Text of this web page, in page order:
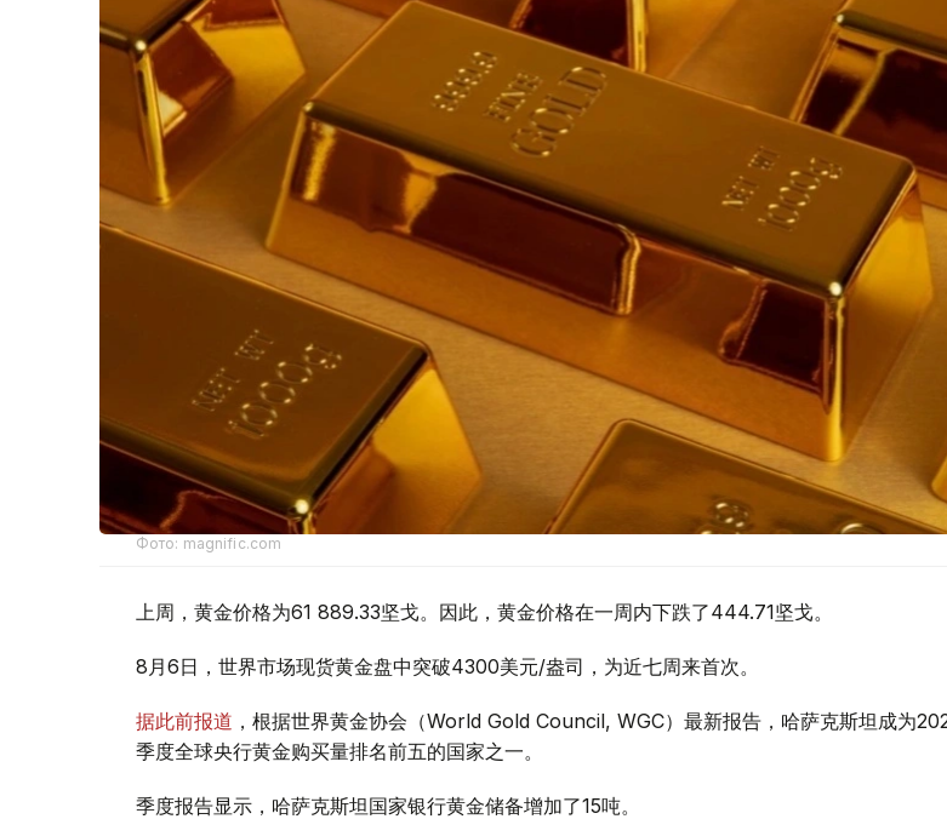
Фото: magnific.com
上周，黄金价格为61 889.33坚戈。因此，黄金价格在一周内下跌了444.71坚戈。
8月6日，世界市场现货黄金盘中突破4300美元/盎司，为近七周来首次。
据此前报道 ，根据世界黄金协会（World Gold Council, WGC）最新报告，哈萨克斯坦成为
季度全球央行黄金购买量排名前五的国家之一。
季度报告显示，哈萨克斯坦国家银行黄金储备增加了15吨。